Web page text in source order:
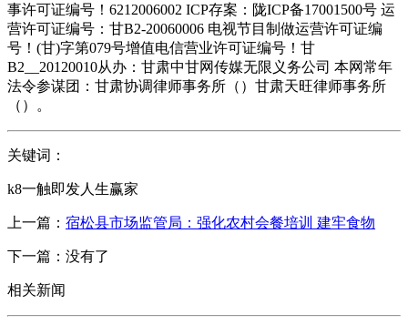
事许可证编号！6212006002 ICP存案：陇ICP备17001500号 运
营许可证编号：甘B2-20060006 电视节目制做运营许可证编
号！(甘)字第079号增值电信营业许可证编号！甘
B2__20120010从办：甘肃中甘网传媒无限义务公司 本网常年
法令参谋团：甘肃协调律师事务所（）甘肃天旺律师事务所
（）。
关键词：
k8一触即发人生赢家
上一篇： 宿松县市场监管局：强化农村会餐培训 建牢食物
下一篇：没有了
相关新闻